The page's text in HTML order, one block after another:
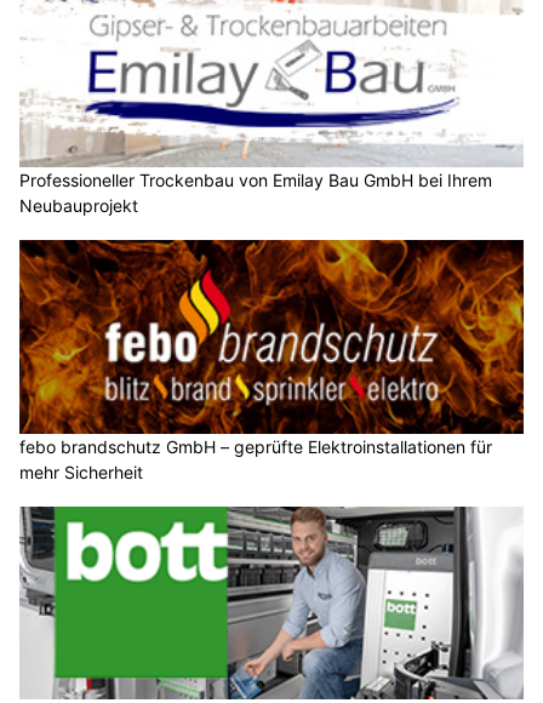
Professioneller Trockenbau von Emilay Bau GmbH bei Ihrem
Neubauprojekt
febo brandschutz GmbH – geprüfte Elektroinstallationen für
mehr Sicherheit